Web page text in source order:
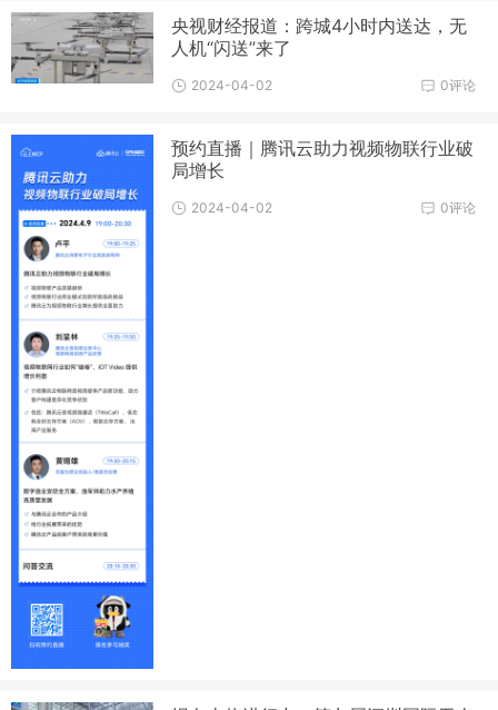
央视财经报道：跨城4小时内送达，无
人机“闪送”来了
0评论
2024-04-02
预约直播｜腾讯云助力视频物联行业破
局增长
0评论
2024-04-02